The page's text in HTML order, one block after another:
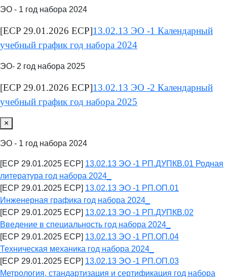
ЭО - 1 год набора 2024
[ECP 29.01.2026 ECP]13.02.13 ЭО -1 Календарный
учебный график год набора 2024
ЭО- 2 год набора 2025
[ECP 29.01.2026 ECP]13.02.13 ЭО -2 Календарный
учебный график год набора 2025
×
ЭО - 1 год набора 2024
[ECP 29.01.2025 ECP] 13.02.13 ЭО -1 РП.ДУПКВ.01 Родная
литература год набора 2024_
[ECP 29.01.2025 ECP] 13.02.13 ЭО -1 РП.ОП.01
Инженерная графика год набора 2024_
[ECP 29.01.2025 ECP] 13.02.13 ЭО -1 РП.ДУПКВ.02
Введение в специальность год набора 2024_
[ECP 29.01.2025 ECP] 13.02.13 ЭО -1 РП.ОП.04
Техническая механика год набора 2024_
[ECP 29.01.2025 ECP] 13.02.13 ЭО -1 РП.ОП.03
Метрология, стандартизация и сертификация год набора